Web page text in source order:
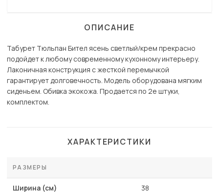
ОПИСАНИЕ
Табурет Тюльпан Бител ясень светлый/крем прекрасно
подойдет к любому современному кухонному интерьеру.
Лаконичная конструкция с жесткой перемычкой
гарантирует долговечность. Модель оборудована мягким
сиденьем. Обивка экокожа. Продается по 2е штуки,
комплектом.
ХАРАКТЕРИСТИКИ
РАЗМЕРЫ
Ширина (см) 38